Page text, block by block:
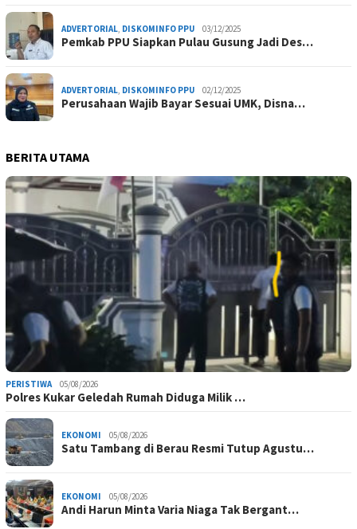
ADVERTORIAL, DISKOMINFO PPU 03/12/2025
Pemkab PPU Siapkan Pulau Gusung Jadi Des…
ADVERTORIAL, DISKOMINFO PPU 02/12/2025
Perusahaan Wajib Bayar Sesuai UMK, Disna…
BERITA UTAMA
PERISTIWA 05/08/2026
Polres Kukar Geledah Rumah Diduga Milik …
EKONOMI 05/08/2026
Satu Tambang di Berau Resmi Tutup Agustu…
EKONOMI 05/08/2026
Andi Harun Minta Varia Niaga Tak Bergant…